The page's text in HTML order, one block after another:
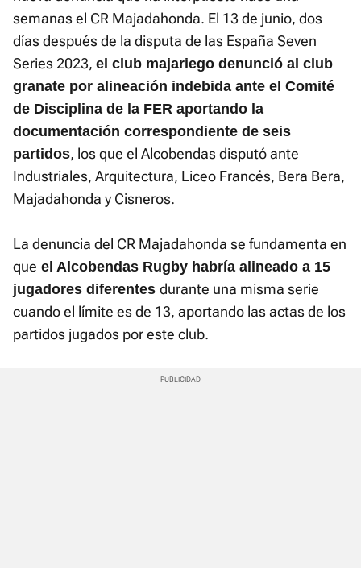
semanas el CR Majadahonda. El 13 de junio, dos
días después de la disputa de las España Seven
Series 2023, el club majariego denunció al club
granate por alineación indebida ante el Comité
de Disciplina de la FER aportando la
documentación correspondiente de seis
partidos, los que el Alcobendas disputó ante
Industriales, Arquitectura, Liceo Francés, Bera Bera,
Majadahonda y Cisneros.
La denuncia del CR Majadahonda se fundamenta en
que el Alcobendas Rugby habría alineado a 15
jugadores diferentes durante una misma serie
cuando el límite es de 13, aportando las actas de los
partidos jugados por este club.